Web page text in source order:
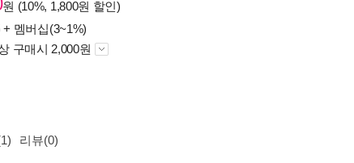
원 (10%, 1,800원 할인)
+ 멤버십(3~1%)
구매시 2,000원
리뷰(0)